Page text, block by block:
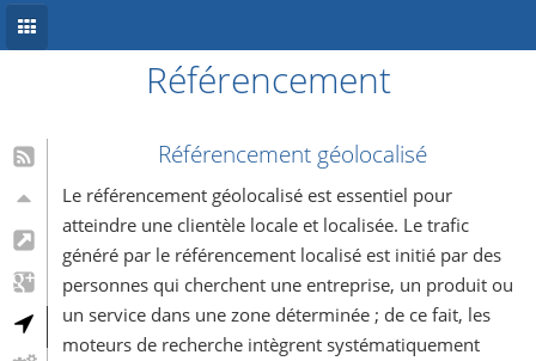
Développement mobile
Système d’information
Informations
Référencement
Référencement géolocalisé
Le référencement géolocalisé est essentiel pour
atteindre une clientèle locale et localisée. Le trafic
généré par le référencement localisé est initié par des
personnes qui cherchent une entreprise, un produit ou
un service dans une zone déterminée ; de ce fait, les
moteurs de recherche intègrent systématiquement